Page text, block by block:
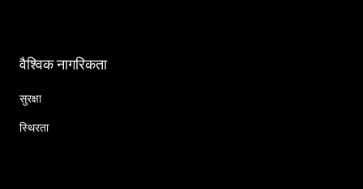
वैश्विक नागरिकता
सुरक्षा
स्थिरता